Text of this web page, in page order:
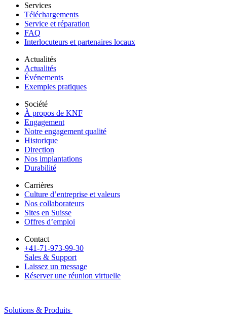
Services
Téléchargements
Service et réparation
FAQ
Interlocuteurs et partenaires locaux
Actualités
Actualités
Événements
Exemples pratiques
Société
À propos de KNF
Engagement
Notre engagement qualité
Historique
Direction
Nos implantations
Durabilité
Carrières
Culture d’entreprise et valeurs
Nos collaborateurs
Sites en Suisse
Offres d’emploi
Contact
+41-71-973-99-30
Sales & Support
Laissez un message
Réserver une réunion virtuelle
Solutions & Produits